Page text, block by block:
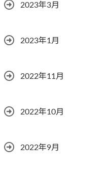
2023年3月
2023年1月
2022年11月
2022年10月
2022年9月